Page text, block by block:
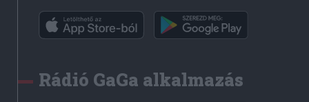
Rádió GaGa alkalmazás